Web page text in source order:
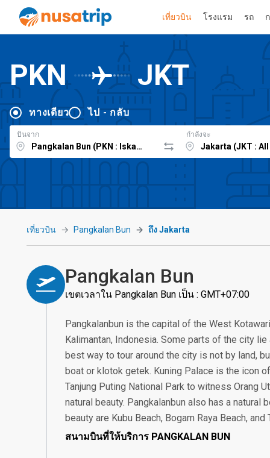
เที่ยวบิน โรงแรม รถ
PKN JKT
ทางเดียว ไป - กลับ
บินจาก กำลังจะ
เที่ยวบิน Pangkalan Bun ถึง Jakarta
Pangkalan Bun
เขตเวลาใน Pangkalan Bun เป็น : GMT+07:00
Pangkalanbun is the capital of the West
Kalimantan, Indonesia. Some parts of the city
best way to tour around the city is not by land,
boat or klotok getek. Kuning Palace is the icon
Tanjung Puting National Park to witness Orang
natural beauty. Pangkalanbun also has a natural
beauty are Kubu Beach, Bogam Raya Beach, and
สนามบินที่ให้บริการ PANGKALAN BUN